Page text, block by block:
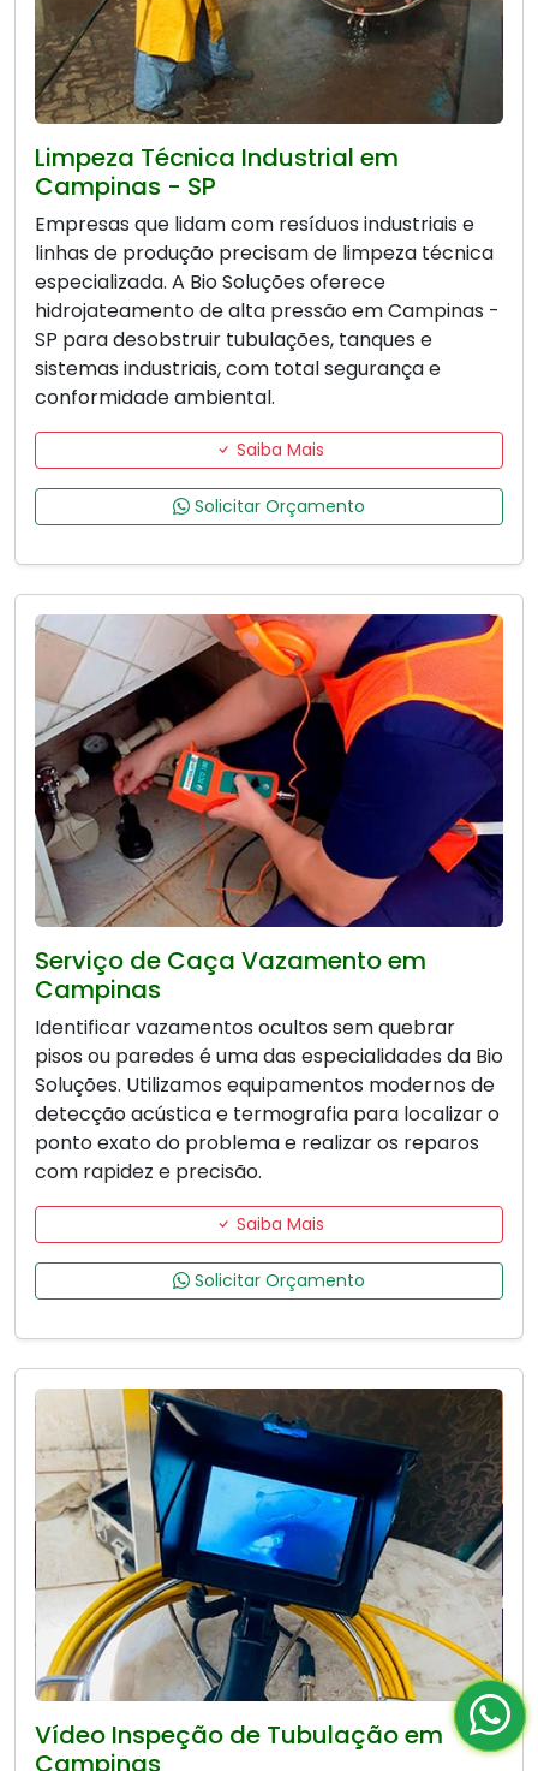
Limpeza Técnica Industrial em
Campinas - SP
Empresas que lidam com resíduos industriais e
linhas de produção precisam de limpeza técnica
especializada. A Bio Soluções oferece
hidrojateamento de alta pressão em Campinas -
SP para desobstruir tubulações, tanques e
sistemas industriais, com total segurança e
conformidade ambiental.
Saiba Mais
Solicitar Orçamento
Serviço de Caça Vazamento em
Campinas
Identificar vazamentos ocultos sem quebrar
pisos ou paredes é uma das especialidades da Bio
Soluções. Utilizamos equipamentos modernos de
detecção acústica e termografia para localizar o
ponto exato do problema e realizar os reparos
com rapidez e precisão.
Saiba Mais
Solicitar Orçamento
Vídeo Inspeção de Tubulação em
Campinas